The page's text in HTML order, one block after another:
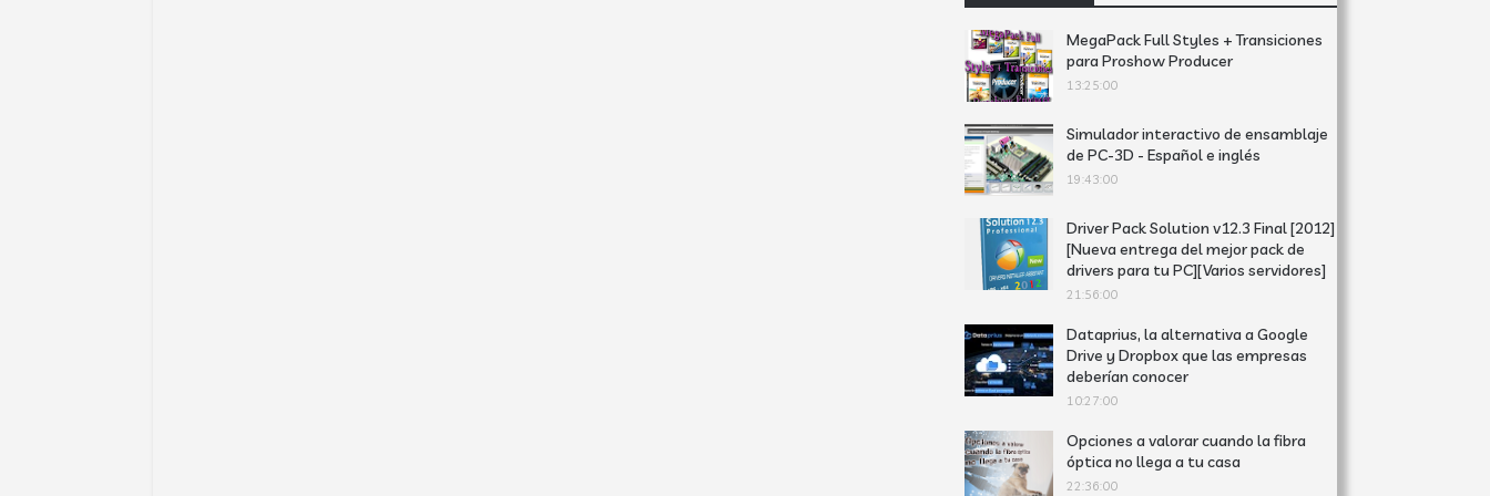
MegaPack Full Styles + Transiciones
para Proshow Producer
13:25:00
Simulador interactivo de ensamblaje
de PC-3D - Español e inglés
19:43:00
Driver Pack Solution v12.3 Final [2012]
[Nueva entrega del mejor pack de
drivers para tu PC][Varios servidores]
21:56:00
Dataprius, la alternativa a Google
Drive y Dropbox que las empresas
deberían conocer
10:27:00
Opciones a valorar cuando la fibra
óptica no llega a tu casa
22:36:00